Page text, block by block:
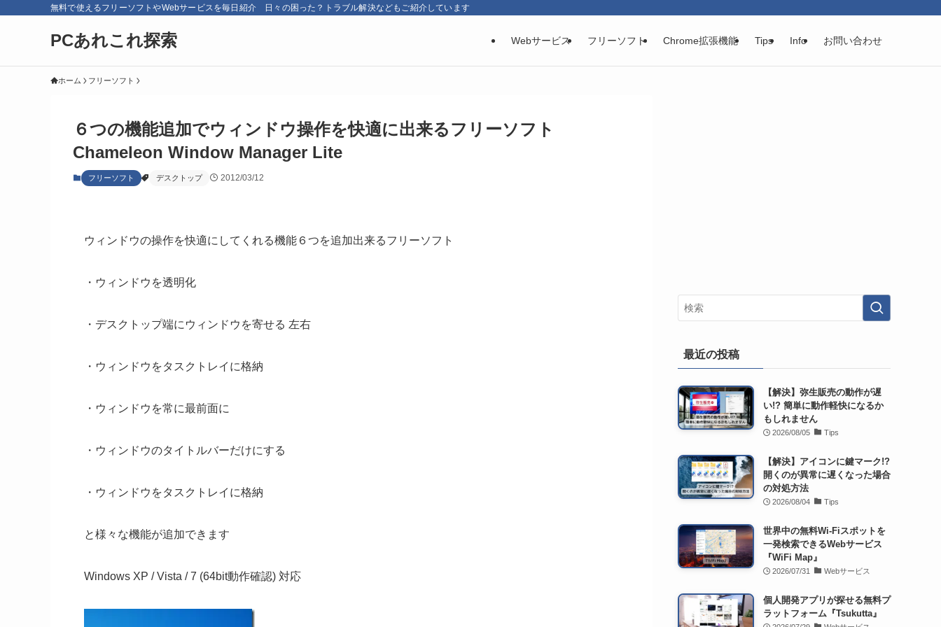
無料で使えるフリーソフトやWebサービスを毎日紹介 日々の困った？トラブル解決などもご紹介しています
PCあれこれ探索 Webサービス フリーソフト Chrome拡張機能 Tips Info お問い合わせ
ホーム フリーソフト
６つの機能追加でウィンドウ操作を快適に出来るフリーソフト
Chameleon Window Manager Lite
フリーソフト デスクトップ 2012/03/12
ウィンドウの操作を快適にしてくれる機能６つを追加出来るフリーソフト
・ウィンドウを透明化
・デスクトップ端にウィンドウを寄せる 左右
・ウィンドウをタスクトレイに格納
・ウィンドウを常に最前面に
・ウィンドウのタイトルバーだけにする
・ウィンドウをタスクトレイに格納
と様々な機能が追加できます
Windows XP / Vista / 7 (64bit動作確認) 対応
最近の投稿
【解決】弥生販売の動作が遅
い!? 簡単に動作軽快になるか
もしれません
2026/08/05 Tips
【解決】アイコンに鍵マーク!?
開くのが異常に遅くなった場合
の対処方法
2026/08/04 Tips
世界中の無料Wi-Fiスポットを
一発検索できるWebサービス
『WiFi Map』
2026/07/31 Webサービス
個人開発アプリが探せる無料プ
ラットフォーム『Tsukutta』